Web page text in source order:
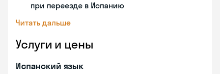
при переезде в Испанию
Читать дальше
Услуги и цены
Испанский язык